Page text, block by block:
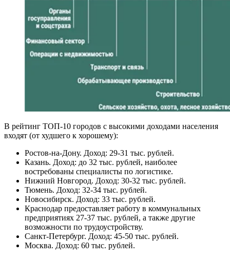
В рейтинг ТОП-10 городов с высокими доходами населения
входят (от худшего к хорошему):
Ростов-на-Дону. Доход: 29-31 тыс. рублей.
Казань. Доход: до 32 тыс. рублей, наиболее
востребованы специалисты по логистике.
Нижний Новгород. Доход: 30-32 тыс. рублей.
Тюмень. Доход: 32-34 тыс. рублей.
Новосибирск. Доход: 33 тыс. рублей.
Краснодар предоставляет работу в коммунальных
предприятиях 27-37 тыс. рублей, а также другие
возможности по трудоустройству.
Санкт-Петербург. Доход: 45-50 тыс. рублей.
Москва. Доход: 60 тыс. рублей.